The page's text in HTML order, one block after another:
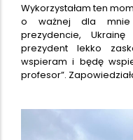
Wykorzystałam ten
o ważnej dla mnie
prezydencie,
prezydent lekko
wspieram i będę
profesor”.